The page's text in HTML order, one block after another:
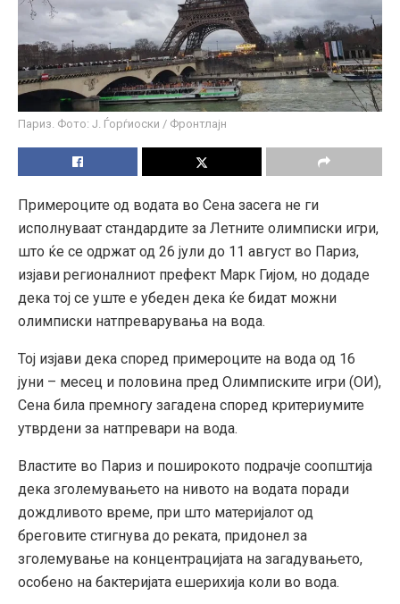
Париз. Фото: Ј. Ѓорѓиоски / Фронтлајн
Примероците од водата во Сена засега не ги
исполнуваат стандардите за Летните олимписки игри,
што ќе се одржат од 26 јули до 11 август во Париз,
изјави регионалниот префект Марк Гијом, но додаде
дека тој се уште е убеден дека ќе бидат можни
олимписки натпреварувања на вода.
Тој изјави дека според примероците на вода од 16
јуни – месец и половина пред Олимписките игри (ОИ),
Сена била премногу загадена според критериумите
утврдени за натпревари на вода.
Властите во Париз и поширокото подрачје соопштија
дека зголемувањето на нивото на водата поради
дождливото време, при што материјалот од
бреговите стигнува до реката, придонел за
зголемување на концентрацијата на загадувањето,
особено на бактеријата ешерихија коли во вода.